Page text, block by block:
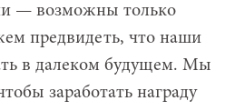
— возможны только
предвидеть, что наши
в далеком будущем. Мы
заработать награду